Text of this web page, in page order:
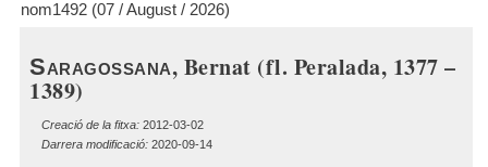
nom1492 (07 / August / 2026)
Saragossana, Bernat (fl. Peralada, 1377 –
1389)
Creació de la fitxa: 2012-03-02
Darrera modificació: 2020-09-14